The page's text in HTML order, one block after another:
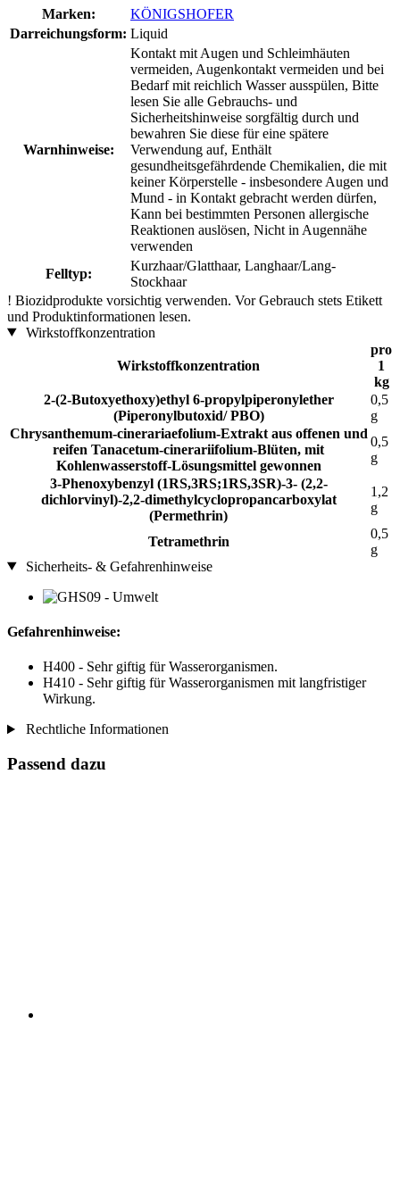
Marken:
KÖNIGSHOFER
Darreichungsform: Liquid
Warnhinweise:
Kontakt mit Augen und Schleimhäuten
vermeiden, Augenkontakt vermeiden und bei
Bedarf mit reichlich Wasser ausspülen, Bitte
lesen Sie alle Gebrauchs- und
Sicherheitshinweise sorgfältig durch und
bewahren Sie diese für eine spätere
Verwendung auf, Enthält
gesundheitsgefährdende Chemikalien, die mit
keiner Körperstelle - insbesondere Augen und
Mund - in Kontakt gebracht werden dürfen,
Kann bei bestimmten Personen allergische
Reaktionen auslösen, Nicht in Augennähe
verwenden
Felltyp:
Kurzhaar/Glatthaar, Langhaar/Lang-
Stockhaar
! Biozidprodukte vorsichtig verwenden. Vor Gebrauch stets Etikett
und Produktinformationen lesen.
Wirkstoffkonzentration
Wirkstoffkonzentration
pro
1
kg
2-(2-Butoxyethoxy)ethyl 6-propylpiperonylether
(Piperonylbutoxid/ PBO)
0,5
g
Chrysanthemum-cinerariaefolium-Extrakt aus offenen und
reifen Tanacetum-cinerariifolium-Blüten, mit
Kohlenwasserstoff-Lösungsmittel gewonnen
0,5
g
3-Phenoxybenzyl (1RS,3RS;1RS,3SR)-3- (2,2-
dichlorvinyl)-2,2-dimethylcyclopropancarboxylat
(Permethrin)
1,2
g
Tetramethrin
0,5
g
Sicherheits- & Gefahrenhinweise
Gefahrenhinweise:
H400 - Sehr giftig für Wasserorganismen.
H410 - Sehr giftig für Wasserorganismen mit langfristiger
Wirkung.
Rechtliche Informationen
Passend dazu